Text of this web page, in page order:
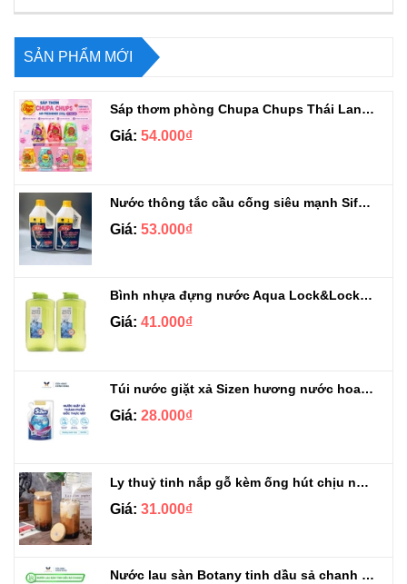
SẢN PHẨM MỚI
Sáp thơm phòng Chupa Chups Thái Lan 230g
Giá: 54.000₫
Nước thông tắc cầu cống siêu mạnh Sifa 1.4kg
Giá: 53.000₫
Bình nhựa đựng nước Aqua Lock&Lock 2.1L
Giá: 41.000₫
Túi nước giặt xả Sizen hương nước hoa 500 ml
Giá: 28.000₫
Ly thuỷ tinh nắp gỗ kèm ống hút chịu nhiệt 500ml
Giá: 31.000₫
Nước lau sàn Botany tinh dầu sả chanh chai 3.9kg